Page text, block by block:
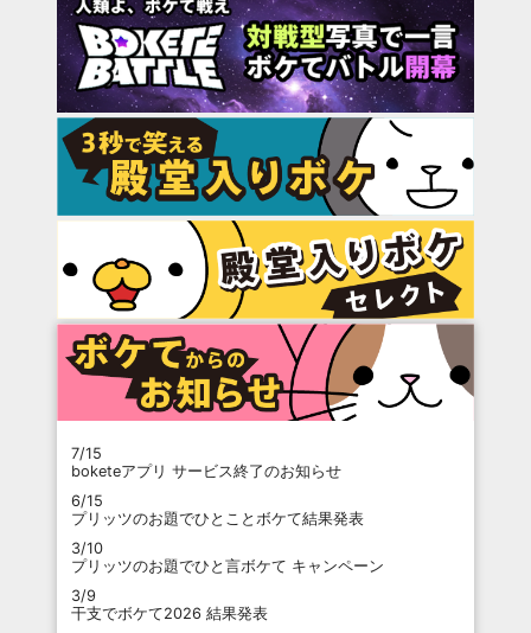
7/15
boketeアプリ サービス終了のお知らせ
6/15
プリッツのお題でひとことボケて結果発表
3/10
プリッツのお題でひと言ボケて キャンペーン
3/9
干支でボケて2026 結果発表